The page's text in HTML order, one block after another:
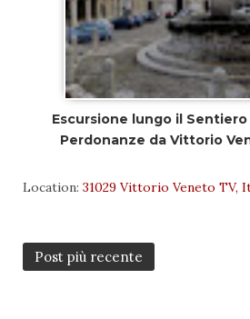
Escursione lungo il
Perdonanze da Vittorio
Location: 31029 Vittorio Veneto TV,
Post più recente